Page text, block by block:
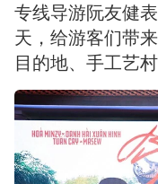
专线导游阮友健
天，给游客们带
目的地、手工艺